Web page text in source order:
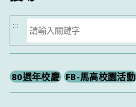
搜
尋
:::
80週年校慶 FB-馬高校園活動